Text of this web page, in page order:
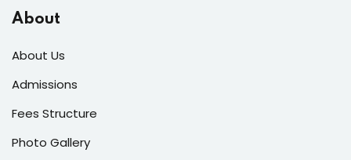
About
About Us
Admissions
Fees Structure
Photo Gallery